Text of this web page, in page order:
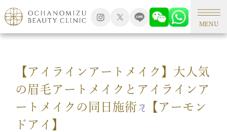
MENU
TOP アートメイク
【アイラインアートメイク】大人気
の眉毛アートメイクとアイラインア
ートメイクの同日施術
【アーモン
ドアイ】